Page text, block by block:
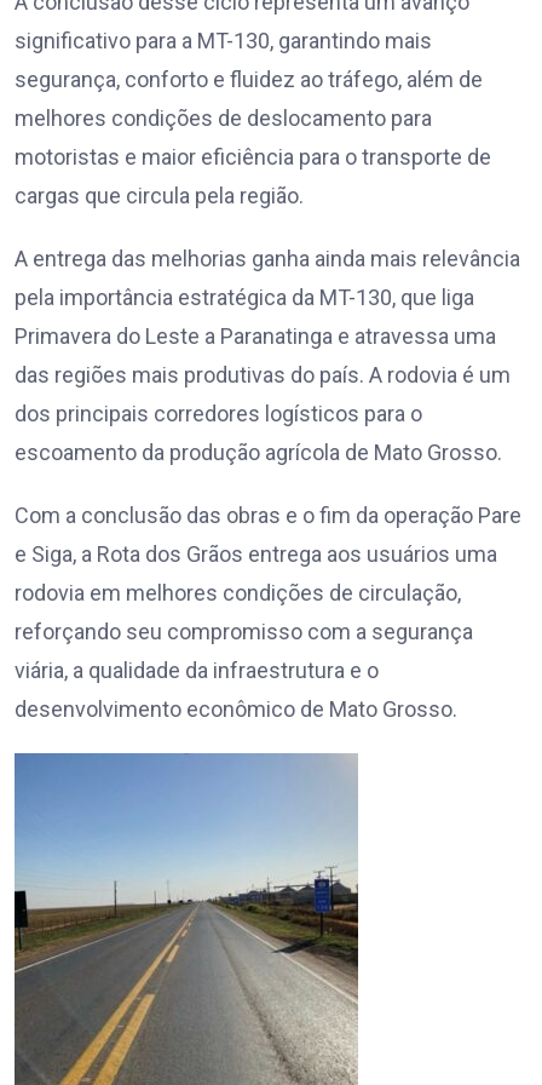
significativo para a MT-130, garantindo mais
segurança, conforto e fluidez ao tráfego, além de
melhores condições de deslocamento para
motoristas e maior eficiência para o transporte de
cargas que circula pela região.
A entrega das melhorias ganha ainda mais relevância
pela importância estratégica da MT-130, que liga
Primavera do Leste a Paranatinga e atravessa uma
das regiões mais produtivas do país. A rodovia é um
dos principais corredores logísticos para o
escoamento da produção agrícola de Mato Grosso.
Com a conclusão das obras e o fim da operação Pare
e Siga, a Rota dos Grãos entrega aos usuários uma
rodovia em melhores condições de circulação,
reforçando seu compromisso com a segurança
viária, a qualidade da infraestrutura e o
desenvolvimento econômico de Mato Grosso.